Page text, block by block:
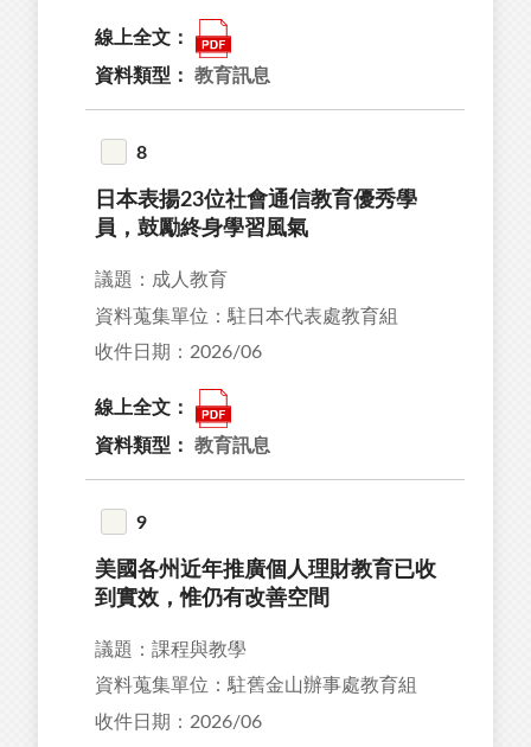
線上全文：
資料類型： 教育訊息
8
日本表揚23位社會通信教育優秀學
員，鼓勵終身學習風氣
議題：成人教育
資料蒐集單位：駐日本代表處教育組
收件日期：2026/06
線上全文：
資料類型： 教育訊息
9
美國各州近年推廣個人理財教育已收
到實效，惟仍有改善空間
議題：課程與教學
資料蒐集單位：駐舊金山辦事處教育組
收件日期：2026/06